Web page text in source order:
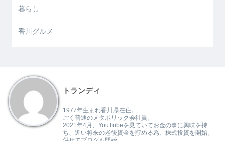
暮らし
香川グルメ
トランディ
1977年生まれ香川県在住。
ごく普通のメタボリック会社員。
2021年4月、YouTubeを見ていてお金の事に興味を持
ち、近い将来の老後資金を貯める為、株式投資を開始。